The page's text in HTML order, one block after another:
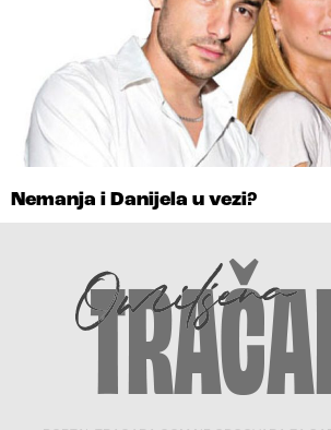
Nemanja i Danijela u vezi?